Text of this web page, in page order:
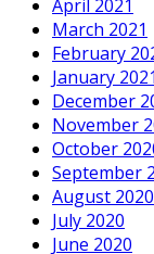
April 2021
March 2021
February
January 2021
December
November
October
September
August 2020
July 2020
June 2020